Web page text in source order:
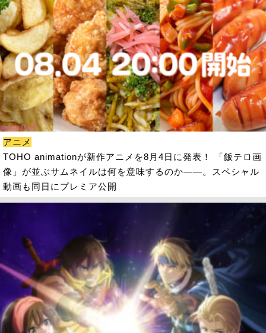
アニメ
TOHO animationが新作アニメを8月4日に発表！ 「飯テロ画
像」が並ぶサムネイルは何を意味するのか――。スペシャル
動画も同日にプレミア公開